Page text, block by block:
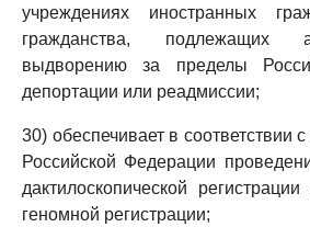
учреждениях иностранных
гражданства, подлежащих
выдворению за пределы
депортации или реадмиссии;
30) обеспечивает в соответствии
Российской Федерации
дактилоскопической
геномной регистрации;